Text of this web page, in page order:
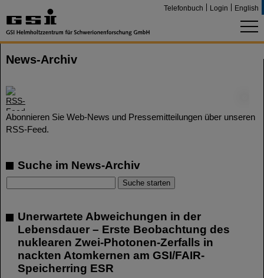
Telefonbuch Login English
News-Archiv
Abonnieren Sie Web-News und Pressemitteilungen über unseren
RSS-Feed.
Suche im News-Archiv
Unerwartete Abweichungen in der
Lebensdauer – Erste Beobachtung des
nuklearen Zwei-Photonen-Zerfalls in
nackten Atomkernen am GSI/FAIR-
Speicherring ESR